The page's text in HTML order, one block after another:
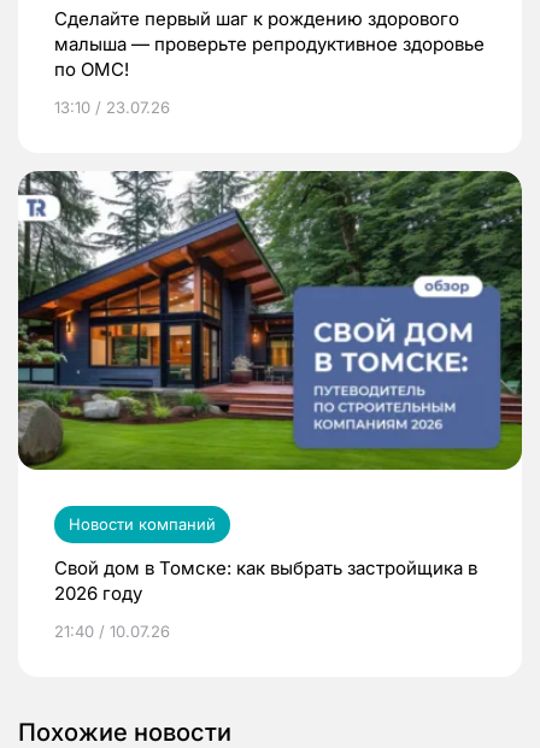
Сделайте первый шаг к рождению здорового
малыша — проверьте репродуктивное здоровье
по ОМС!
13:10 / 23.07.26
Новости компаний
Свой дом в Томске: как выбрать застройщика в
2026 году
21:40 / 10.07.26
Похожие новости